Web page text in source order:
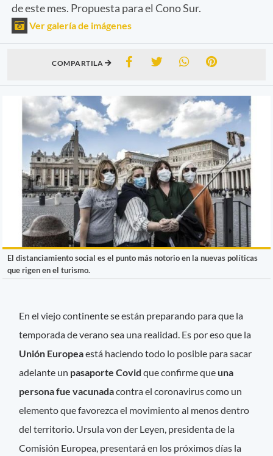
de este mes. Propuesta para el Cono Sur.
Ver galería de imágenes
COMPARTILA
El distanciamiento social es el punto más notorio en la nuevas políticas
que rigen en el turismo.
En el viejo continente se están preparando para que la
temporada de verano sea una realidad. Es por eso que la
Unión Europeaestá haciendo todo lo posible para sacar
adelante un pasaporte Covidque confirme que una
persona fue vacunadacontra el coronavirus como un
elemento que favorezca el movimiento al menos dentro
del territorio. Ursula von der Leyen, presidenta de la
Comisión Europea, presentará en los próximos días la